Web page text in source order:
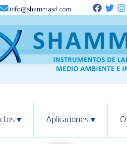
info@shammasrl.com
▾ Aplicaciones ▾